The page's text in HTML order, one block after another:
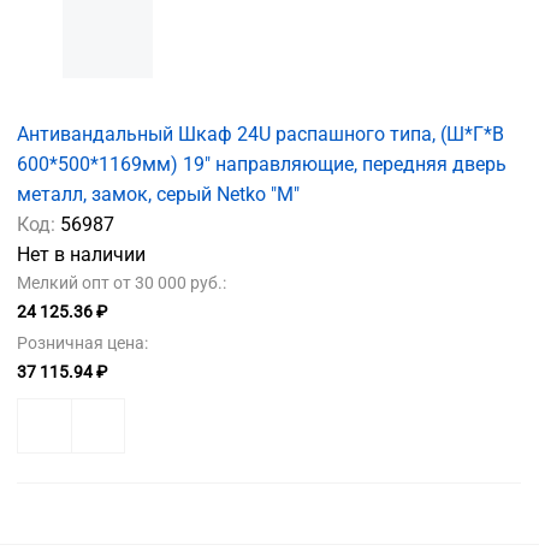
Антивандальный Шкаф 24U распашного типа, (Ш*Г*В
600*500*1169мм) 19" направляющие, передняя дверь
металл, замок, серый Netko "M"
Код: 56987
Нет в наличии
Мелкий опт от 30 000 руб.:
24 125.36 ₽
Розничная цена:
37 115.94 ₽